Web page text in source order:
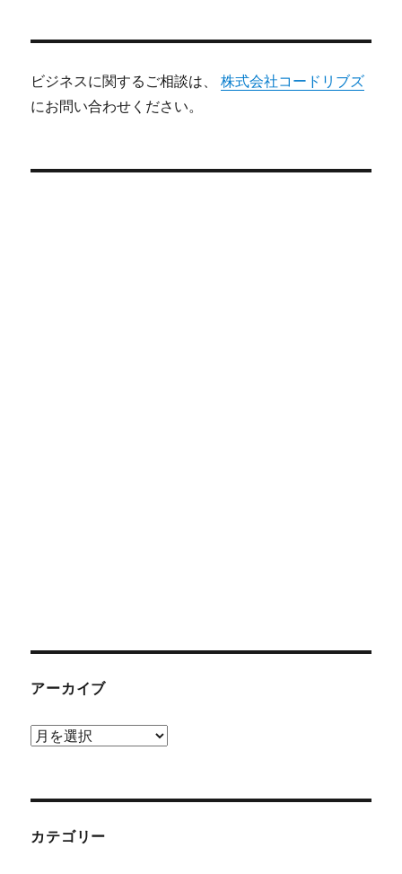
ビジネスに関するご相談は、株式会社コードリブズ
にお問い合わせください。
アーカイブ
ア
ブ
カテゴリー